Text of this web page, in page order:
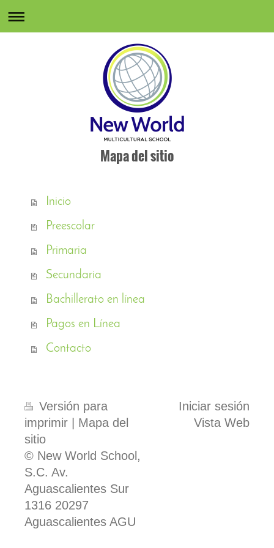
Mapa del sitio
Inicio
Preescolar
Primaria
Secundaria
Bachillerato en línea
Pagos en Línea
Contacto
Versión para
imprimir | Mapa del
sitio
© New World School,
S.C. Av.
Aguascalientes Sur
1316 20297
Aguascalientes AGU
Iniciar sesión
Vista Web